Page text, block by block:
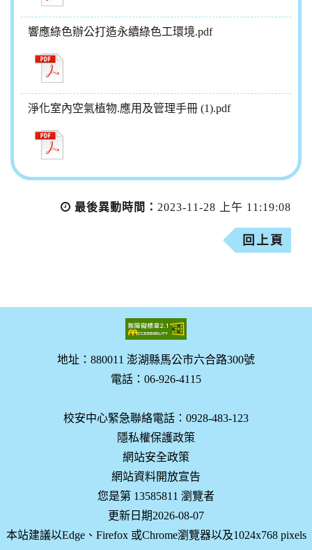
響應綠色辦公打造永續綠色工環境.pdf
淨化室內空氣植物.應用及管理手冊 (1).pdf
最後異動時間： 2023-11-28 上午 11:19:08
回上頁
地址：880011 澎湖縣馬公市六合路300號
電話：06-926-4115
校安中心緊急聯絡電話：0928-483-123
隱私權保護政策
網站安全政策
網站資料開放宣告
您是第 13585811 瀏覽者
更新日期2026-08-07
本站建議以Edge、Firefox 或Chrome瀏覽器以及1024x768 pixels